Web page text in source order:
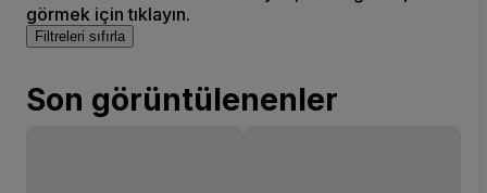
görmek için tıklayın.
Filtreleri sıfırla
Son görüntülenenler